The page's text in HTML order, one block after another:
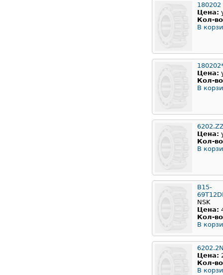
180202
Цена:
Кол-
В
Цена:
Кол-
В
Цена:
Кол-
В
B15-
NSK
Цена:
Кол-
В
Цена:
Кол-
В